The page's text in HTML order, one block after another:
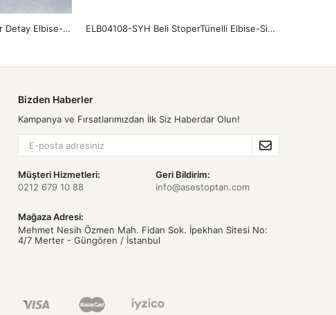
ELB04124-BRD Yaka Fermuar Detay Elbise-Bordo ELB04108-SYH Beli StoperTünelli Elbise-Siyah
Bizden Haberler
Kampanya ve Fırsatlarımızdan İlk Siz Haberdar Olun!
Müşteri Hizmetleri:
0212 679 10 88
Geri Bildirim:
info@asestoptan.com
Mağaza Adresi:
Mehmet Nesih Özmen Mah. Fidan Sok. İpekhan Sitesi No:
4/7 Merter - Güngören / İstanbul